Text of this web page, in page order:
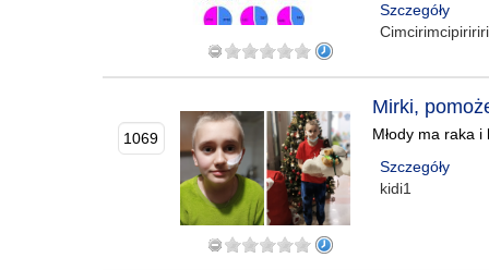
Szczegóły
Cimcirimcipiririri
1069
Mirki,
Młody ma raka
Szczegóły
kidi1